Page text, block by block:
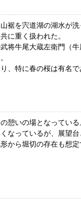
裾を宍道湖の湖水が洗
に重く扱われた。
将牛尾大蔵左衛門（
、特に春の桜は有名で
憩いの場となっている
なっているが、展望
から堀切の存在も想